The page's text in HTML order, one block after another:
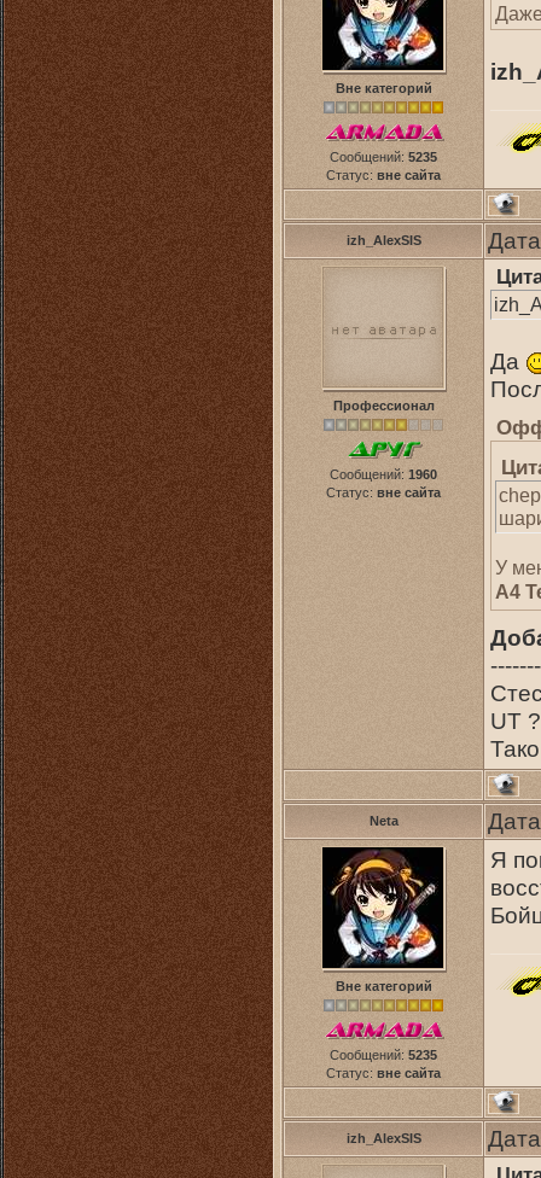
Вне категорий
Сообщений: 5235
Статус: вне сайта
izh_AlexSIS
Профессионал
Сообщений: 1960
Статус: вне сайта
Да
У
A4
UT
Neta
Вне категорий
Сообщений: 5235
Статус: вне сайта
Я
izh_AlexSIS